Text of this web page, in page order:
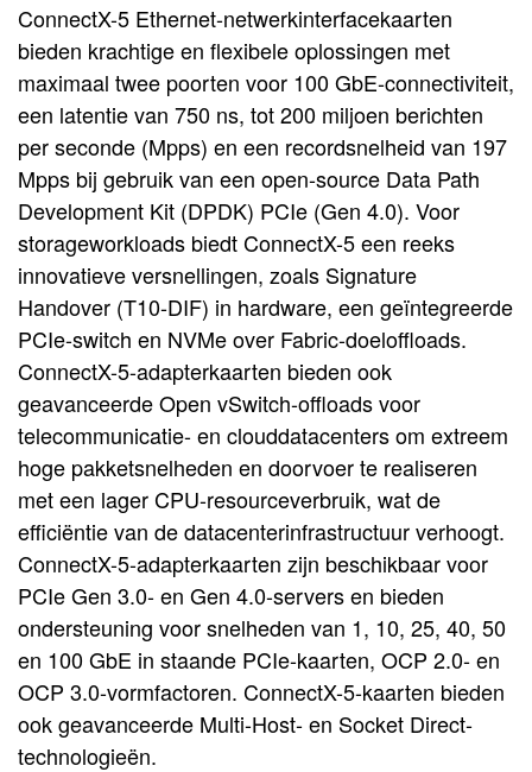
ConnectX-5 Ethernet-netwerkinterfacekaarten
bieden krachtige en flexibele oplossingen met
maximaal twee poorten voor 100 GbE-connectiviteit,
een latentie van 750 ns, tot 200 miljoen berichten
per seconde (Mpps) en een recordsnelheid van 197
Mpps bij gebruik van een open-source Data Path
Development Kit (DPDK) PCIe (Gen 4.0). Voor
storageworkloads biedt ConnectX-5 een reeks
innovatieve versnellingen, zoals Signature
Handover (T10-DIF) in hardware, een geïntegreerde
PCIe-switch en NVMe over Fabric-doeloffloads.
ConnectX-5-adapterkaarten bieden ook
geavanceerde Open vSwitch-offloads voor
telecommunicatie- en clouddatacenters om extreem
hoge pakketsnelheden en doorvoer te realiseren
met een lager CPU-resourceverbruik, wat de
efficiëntie van de datacenterinfrastructuur verhoogt.
ConnectX-5-adapterkaarten zijn beschikbaar voor
PCIe Gen 3.0- en Gen 4.0-servers en bieden
ondersteuning voor snelheden van 1, 10, 25, 40, 50
en 100 GbE in staande PCIe-kaarten, OCP 2.0- en
OCP 3.0-vormfactoren. ConnectX-5-kaarten bieden
ook geavanceerde Multi-Host- en Socket Direct-
technologieën.